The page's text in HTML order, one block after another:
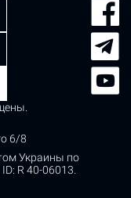
6/8
Украины по
ID: R 40-06013.